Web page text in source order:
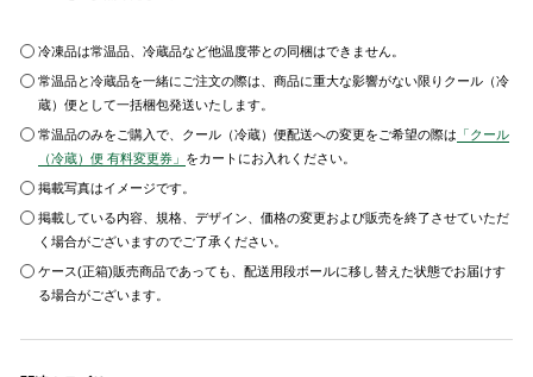
冷凍品は常温品、冷蔵品など他温度帯との同梱はできません。
常温品と冷蔵品を一緒にご注文の際は、商品に重大な影響がない限りクール（冷
蔵）便として一括梱包発送いたします。
常温品のみをご購入で、クール（冷蔵）便配送への変更をご希望の際は 「クール
（冷蔵）便 有料変更券」 をカートにお入れください。
掲載写真はイメージです。
掲載している内容、規格、デザイン、価格の変更および販売を終了させていただ
く場合がございますのでご了承ください。
ケース(正箱)販売商品であっても、配送用段ボールに移し替えた状態でお届けす
る場合がございます。